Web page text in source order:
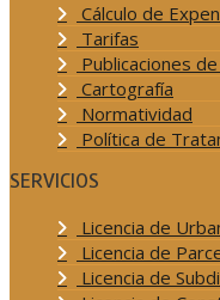
Cálculo de
Tarifas
Publicaciones
Cartografía
Normatividad
Política de
SERVICIOS
Licencia de
Licencia de
Licencia de